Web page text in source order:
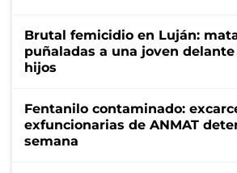
Brutal femicidio en Luján:
puñaladas a una joven
hijos
Fentanilo contaminado:
exfuncionarias de ANMAT
semana